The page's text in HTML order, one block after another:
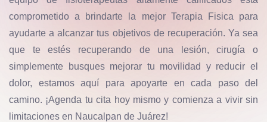
comprometido a brindarte la mejor Terapia Fisica para
ayudarte a alcanzar tus objetivos de recuperación. Ya sea
que te estés recuperando de una lesión, cirugía o
simplemente busques mejorar tu movilidad y reducir el
dolor, estamos aquí para apoyarte en cada paso del
camino. ¡Agenda tu cita hoy mismo y comienza a vivir sin
limitaciones en Naucalpan de Juárez!